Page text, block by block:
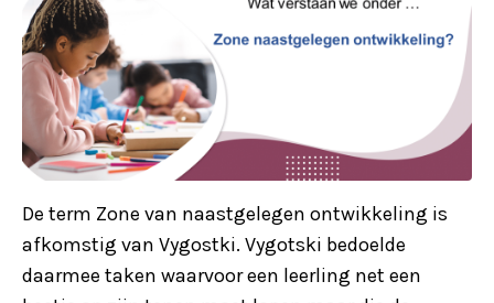
De term Zone van naastgelegen ontwikkeling is
afkomstig van Vygostki. Vygotski bedoelde
daarmee taken waarvoor een leerling net een